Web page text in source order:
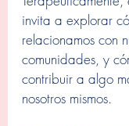
invita a explorar
relacionamos con
comunidades, y
contribuir a algo
nosotros mismos.